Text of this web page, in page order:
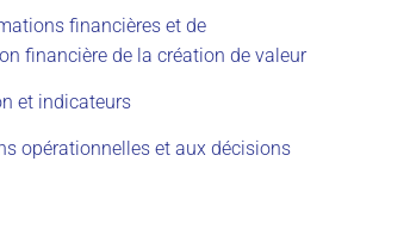
financières et de
financière de la création de valeur
et indicateurs
opérationnelles et aux décisions